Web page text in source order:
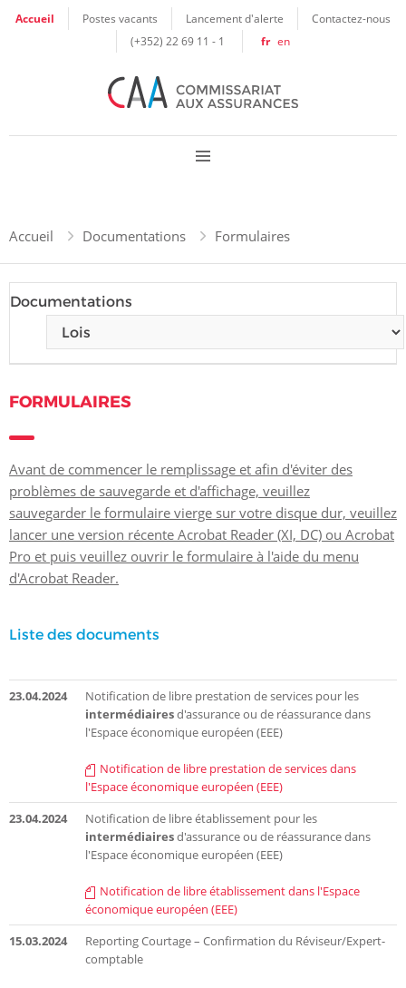
Accueil Postes vacants Lancement d'alerte
Contactez-nous
(+352) 22 69 11 - 1
fr en
Accueil Documentations Formulaires
Documentations
FORMULAIRES
Avant de commencer le remplissage et afin d'éviter des
problèmes de sauvegarde et d'affichage, veuillez
sauvegarder le formulaire vierge sur votre disque dur, veuillez
lancer une version récente Acrobat Reader (XI, DC) ou Acrobat
Pro et puis veuillez ouvrir le formulaire à l'aide du menu
d'Acrobat Reader.
Liste des documents
23.04.2024
Notification de libre prestation de services pour les
intermédiairesd'assurance ou de réassurance dans
l'Espace économique européen (EEE)
Notification de libre prestation de services dans
l'Espace économique européen (EEE)
23.04.2024
Notification de libre établissement pour les
intermédiairesd'assurance ou de réassurance dans
l'Espace économique européen (EEE)
Notification de libre établissement dans l'Espace
économique européen (EEE)
15.03.2024
Reporting Courtage – Confirmation du Réviseur/Expert-
comptable
Panneau de gestion des cookies